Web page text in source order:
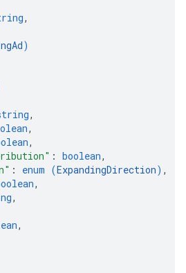
,
)
,
,
,
: boolean,
: enum (ExpandingDirection) ,
,
,
,